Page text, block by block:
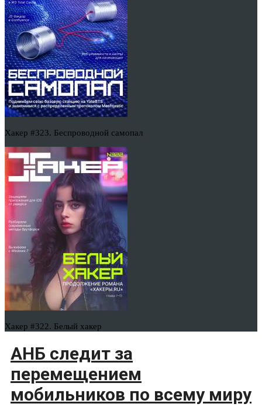
Хакер #323. Беспроводной самопал
Хакер #322. Белый хакер
АНБ следит за
перемещением
мобильников по всему миру